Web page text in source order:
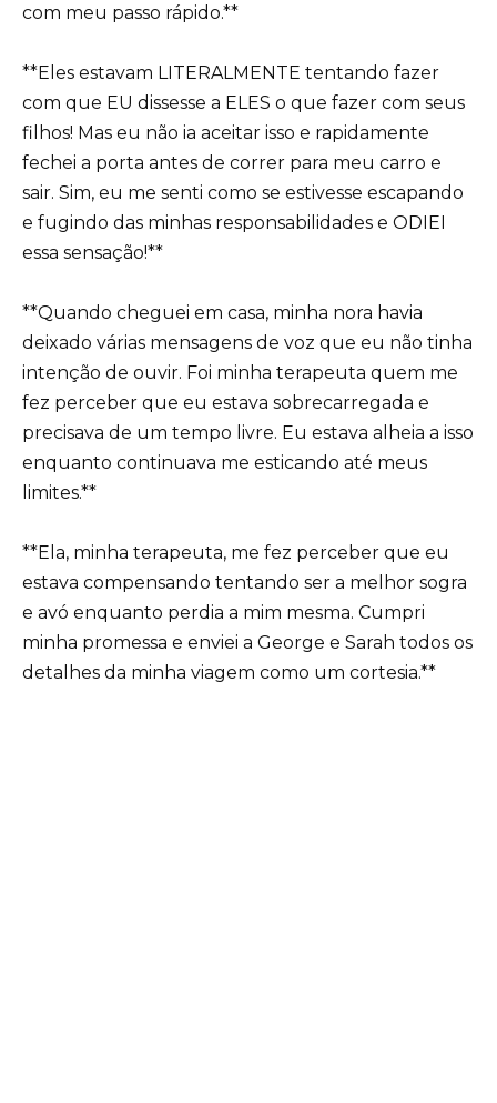
com meu passo rápido.**
**Eles estavam LITERALMENTE tentando fazer
com que EU dissesse a ELES o que fazer com seus
filhos! Mas eu não ia aceitar isso e rapidamente
fechei a porta antes de correr para meu carro e
sair. Sim, eu me senti como se estivesse escapando
e fugindo das minhas responsabilidades e ODIEI
essa sensação!**
**Quando cheguei em casa, minha nora havia
deixado várias mensagens de voz que eu não tinha
intenção de ouvir. Foi minha terapeuta quem me
fez perceber que eu estava sobrecarregada e
precisava de um tempo livre. Eu estava alheia a isso
enquanto continuava me esticando até meus
limites.**
**Ela, minha terapeuta, me fez perceber que eu
estava compensando tentando ser a melhor sogra
e avó enquanto perdia a mim mesma. Cumpri
minha promessa e enviei a George e Sarah todos os
detalhes da minha viagem como um cortesia.**